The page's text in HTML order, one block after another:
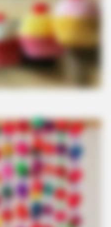
Nobody Was Meant To